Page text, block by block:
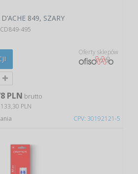
CPV: 30192121-5
849, SZARY
495
Oferty sklepów
PLN brutto
PLN